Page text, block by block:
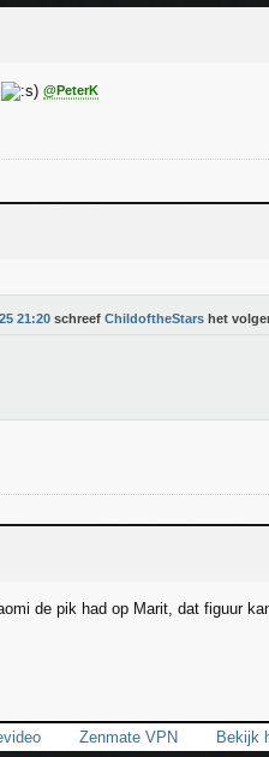
@PeterK
21:20 schreef ChildoftheStars het
de pik had op Marit, dat figuur
Zenmate VPN Bekijk